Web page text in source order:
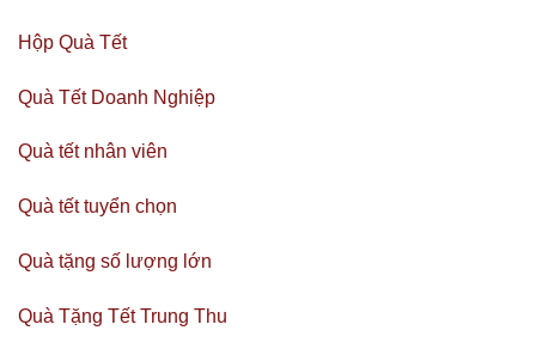
Hộp Quà Tết
Quà Tết Doanh Nghiệp
Quà tết nhân viên
Quà tết tuyển chọn
Quà tặng số lượng lớn
Quà Tặng Tết Trung Thu